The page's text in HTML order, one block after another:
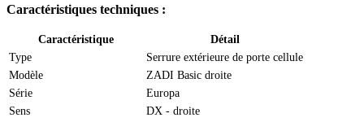
Caractéristiques techniques :
Caractéristique
Détail
Type
Serrure extérieure de porte cellule
Modèle
ZADI Basic droite
Série
Europa
Sens
DX - droite